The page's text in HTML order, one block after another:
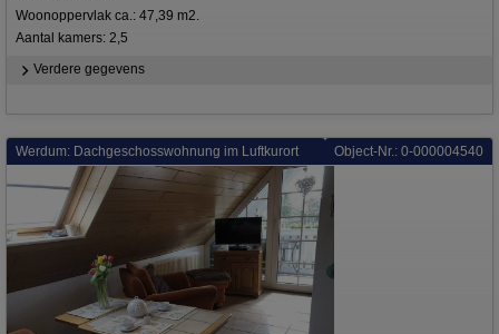
Woonoppervlak ca.: 47,39 m2.
Aantal kamers: 2,5
Verdere gegevens
Werdum: Dachgeschosswohnung im Luftkurort Object-Nr.: 0-000004540